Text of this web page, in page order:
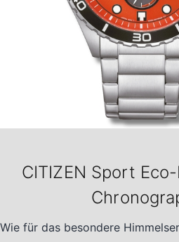
CITIZEN Sport
Wie für das besondere